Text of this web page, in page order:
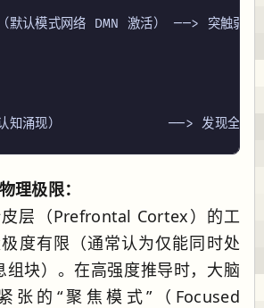
（默认模式网络 DMN 激活） ──> 突触弱联
理极限：
层（Prefrontal Cortex）的工
度有限（通常认为仅能同时处
组块）。在高强度推导时，大脑
张的“聚焦模式”（Focused